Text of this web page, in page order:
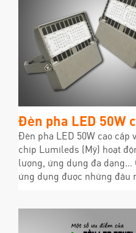
Đèn pha LED 50W
Đèn pha LED 50W cao cấp
chip Lumileds (Mỹ) hoạt
lượng, ứng dụng đa dạng…
ứng dụng được những đâu